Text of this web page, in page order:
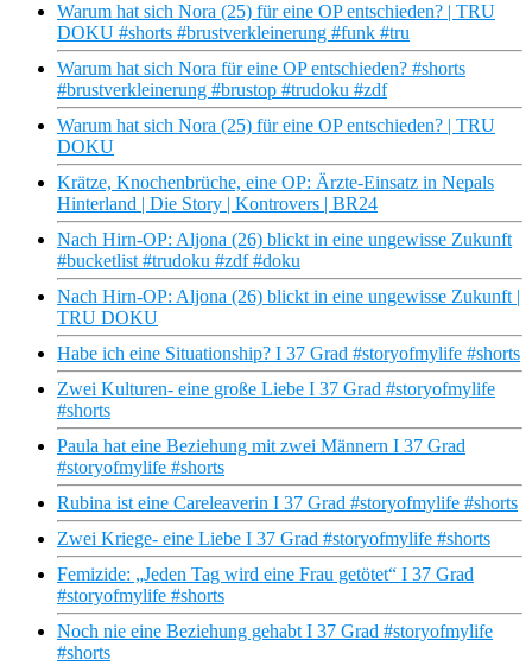
Warum hat sich Nora (25) für eine OP entschieden? | TRU
DOKU #shorts #brustverkleinerung #funk #tru
Warum hat sich Nora für eine OP entschieden? #shorts
#brustverkleinerung #brustop #trudoku #zdf
Warum hat sich Nora (25) für eine OP entschieden? | TRU
DOKU
Krätze, Knochenbrüche, eine OP: Ärzte-Einsatz in Nepals
Hinterland | Die Story | Kontrovers | BR24
Nach Hirn-OP: Aljona (26) blickt in eine ungewisse Zukunft
#bucketlist #trudoku #zdf #doku
Nach Hirn-OP: Aljona (26) blickt in eine ungewisse Zukunft |
TRU DOKU
Habe ich eine Situationship? I 37 Grad #storyofmylife #shorts
Zwei Kulturen- eine große Liebe I 37 Grad #storyofmylife
#shorts
Paula hat eine Beziehung mit zwei Männern I 37 Grad
#storyofmylife #shorts
Rubina ist eine Careleaverin I 37 Grad #storyofmylife #shorts
Zwei Kriege- eine Liebe I 37 Grad #storyofmylife #shorts
Femizide: „Jeden Tag wird eine Frau getötet“ I 37 Grad
#storyofmylife #shorts
Noch nie eine Beziehung gehabt I 37 Grad #storyofmylife
#shorts